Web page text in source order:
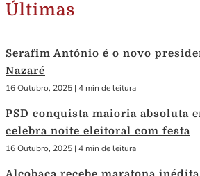
Últimas
Serafim António é o novo
Nazaré
16 Outubro, 2025 | 4 min de leitura
PSD conquista maioria absoluta
celebra noite eleitoral com festa
16 Outubro, 2025 | 4 min de leitura